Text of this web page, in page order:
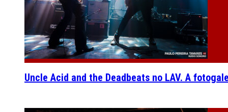
Uncle Acid and the Deadbeats no LAV. A